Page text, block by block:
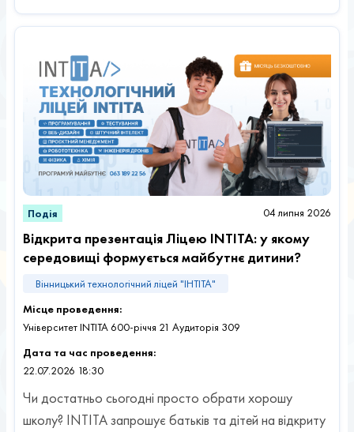
Подія 04 липня 2026
Відкрита презентація Ліцею INTITA: у якому
середовищі формується майбутнє дитини?
Вінницький технологічний ліцей "ІНТІТА"
Місце проведення:
Університет INTITA 600-річчя 21 Аудиторія 309
Дата та час проведення:
22.07.2026 18:30
Чи достатньо сьогодні просто обрати хорошу
школу? INTITA запрошує батьків та дітей на відкриту